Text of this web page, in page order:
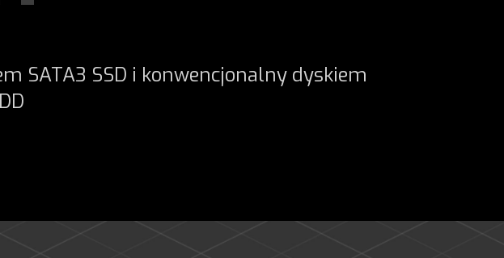
SATA3 SSD i konwencjonalny dyskiem